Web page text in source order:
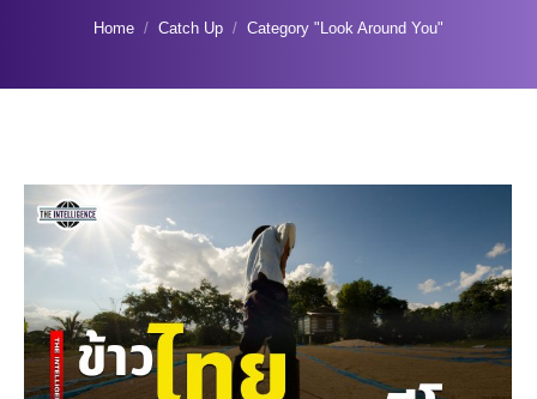
You are here:
Home Catch Up Category "Look Around You"